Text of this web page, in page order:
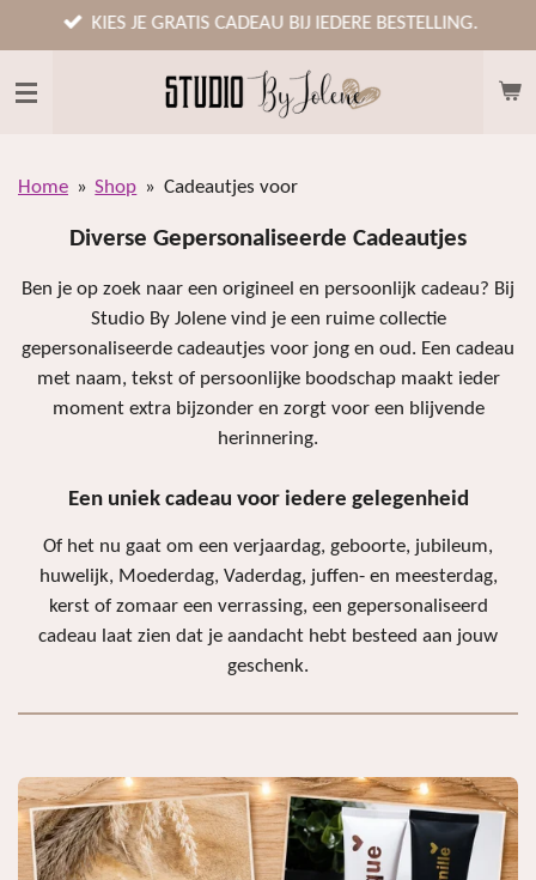
direct
naar
KIES JE GRATIS CADEAU BIJ IEDERE BESTELLING.
Home » Shop » Cadeautjes voor
Diverse Gepersonaliseerde Cadeautjes
Ben je op zoek naar een origineel en persoonlijk cadeau? Bij
Studio By Jolene vind je een ruime collectie
gepersonaliseerde cadeautjes voor jong en oud. Een cadeau
met naam, tekst of persoonlijke boodschap maakt ieder
moment extra bijzonder en zorgt voor een blijvende
herinnering.
Een uniek cadeau voor iedere gelegenheid
Of het nu gaat om een verjaardag, geboorte, jubileum,
huwelijk, Moederdag, Vaderdag, juffen- en meesterdag,
kerst of zomaar een verrassing, een gepersonaliseerd
cadeau laat zien dat je aandacht hebt besteed aan jouw
geschenk.